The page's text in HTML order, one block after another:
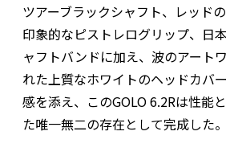
ツアーブラックシャフト、レッド
印象的なピストレログリップ、日
ャフトバンドに加え、波のアート
れた上質なホワイトのヘッドカバ
感を添え、このGOLO 6.2Rは性能
た唯一無二の存在として完成した。